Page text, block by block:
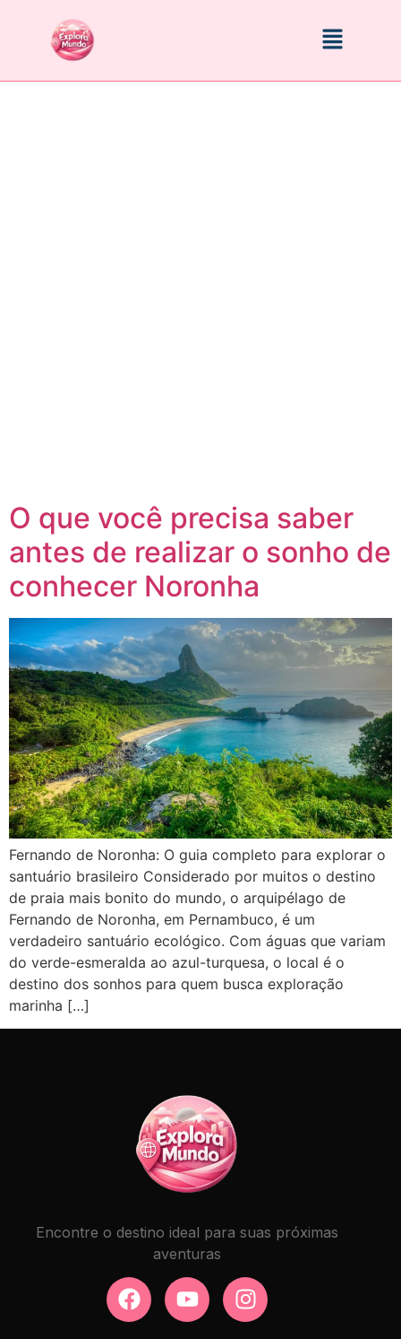
O que você precisa saber
antes de realizar o sonho de
conhecer Noronha
Fernando de Noronha: O guia completo para explorar o
santuário brasileiro Considerado por muitos o destino
de praia mais bonito do mundo, o arquipélago de
Fernando de Noronha, em Pernambuco, é um
verdadeiro santuário ecológico. Com águas que variam
do verde-esmeralda ao azul-turquesa, o local é o
destino dos sonhos para quem busca exploração
marinha […]
Encontre o destino ideal para suas próximas
aventuras